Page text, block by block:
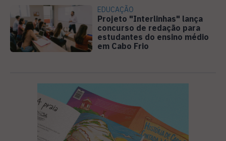
EDUCAÇÃO
Projeto "Interlinhas" lança
concurso de redação para
estudantes do ensino médio
em Cabo Frio